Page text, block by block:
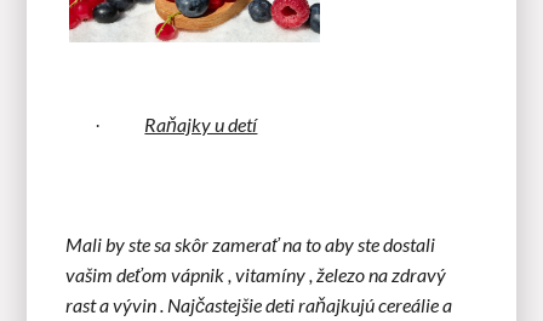
· Raňajky u detí
Mali by ste sa skôr zamerať na to aby ste dostali
vašim deťom vápnik , vitamíny , železo na zdravý
rast a vývin . Najčastejšie deti raňajkujú cereálie a